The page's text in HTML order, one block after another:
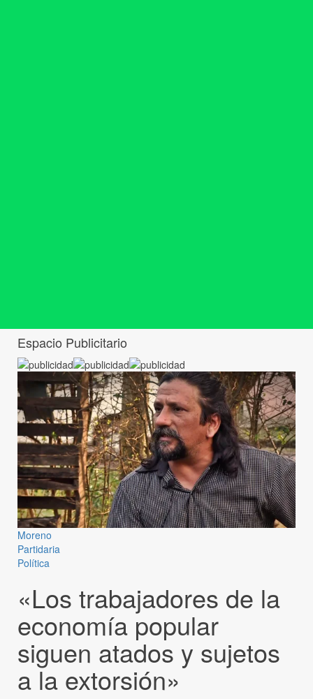
Espacio Publicitario
Moreno
Partidaria
Política
«Los trabajadores de la
economía popular
siguen atados y sujetos
a la extorsión»